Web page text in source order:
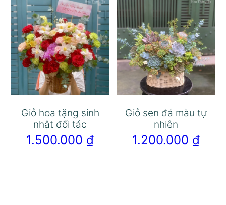
Giỏ hoa tặng sinh
nhật đối tác
1.500.000 ₫
Giỏ sen đá màu tự
nhiên
1.200.000 ₫